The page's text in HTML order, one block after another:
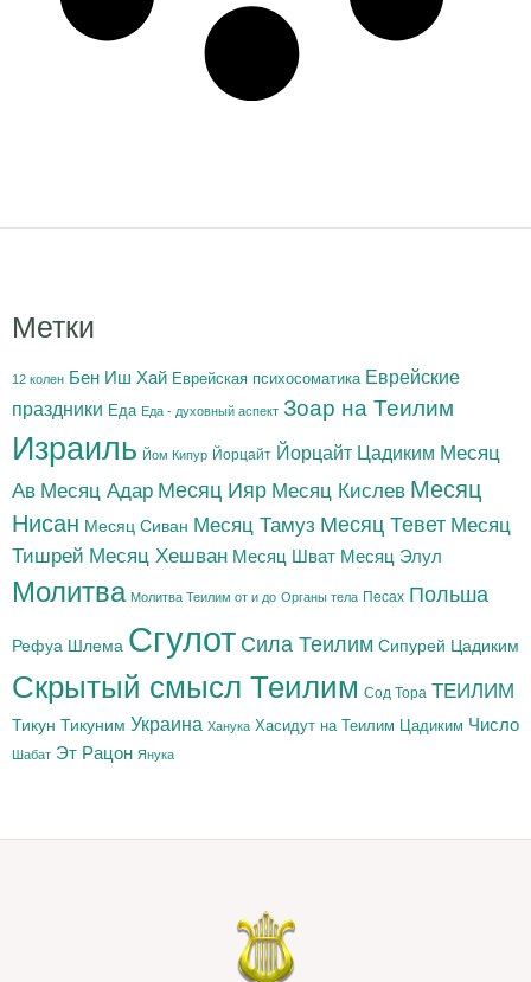
Метки
12 колен Бен Иш Хай Еврейская психосоматика Еврейские
праздники Еда Еда - духовный аспект Зоар на Теилим
Израиль Йом Кипур Йорцайт Йорцайт Цадиким Месяц
Ав Месяц Адар Месяц Ияр Месяц Кислев Месяц
Нисан Месяц Сиван Месяц Тамуз Месяц Тевет Месяц
Тишрей Месяц Хешван Месяц Шват Месяц Элул
Молитва Молитва Теилим от и до Органы тела Песах Польша
Рефуа Шлема Сгулот Сила Теилим Сипурей Цадиким
Скрытый смысл Теилим Сод Тора ТЕИЛИМ
Тикун Тикуним Украина Ханука Хасидут на Теилим Цадиким Число
Шабат Эт Рацон Янука